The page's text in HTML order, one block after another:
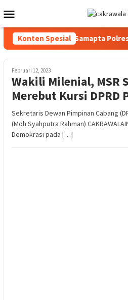
ke
kontenMobile
Konten Spesial
Wilayah, Sat Samapta Polres
Februari 12, 2023
Wakili Milenial, MSR
Merebut Kursi DPRD
Sekretaris Dewan Pimpinan Cabang
(Moh Syahputra Rahman)
Demokrasi pada […]